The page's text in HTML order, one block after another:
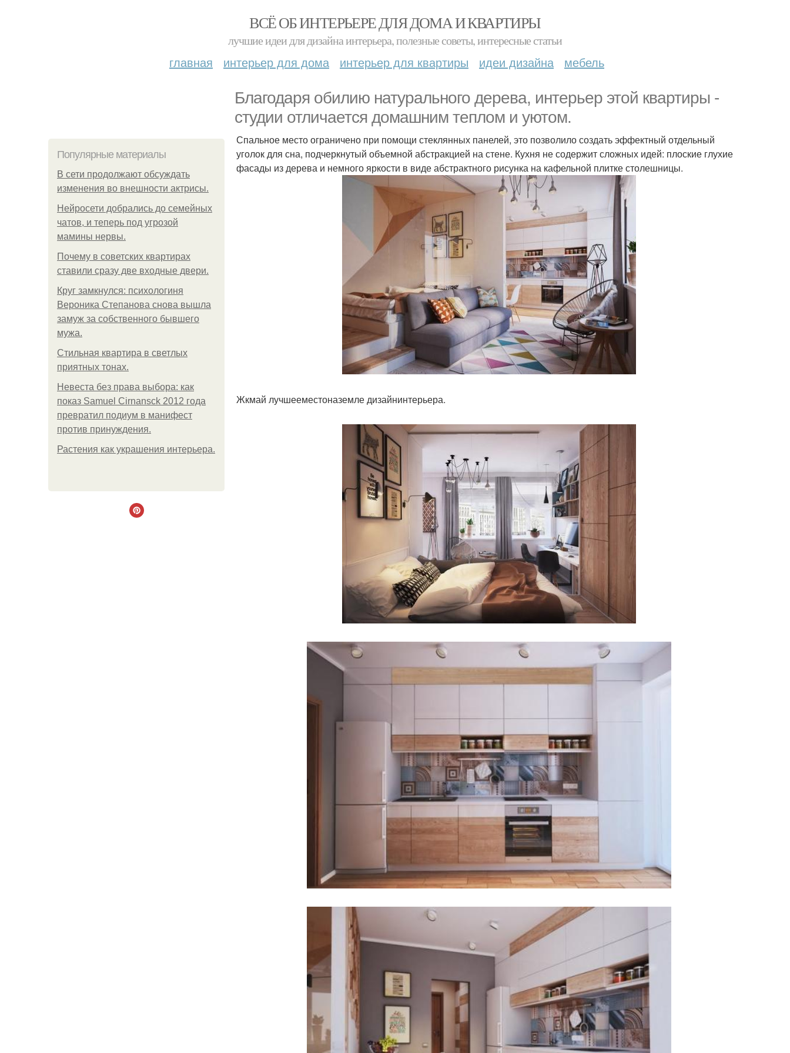
ВСЁ ОБ ИНТЕРЬЕРЕ ДЛЯ ДОМА И КВАРТИРЫ
лучшие идеи для дизайна интерьера, полезные советы, интересные статьи
главная интерьер для дома интерьер для квартиры идеи дизайна мебель
Благодаря обилию натурального дерева, интерьер этой квартиры -
студии отличается домашним теплом и уютом.
Популярные материалы
В сети продолжают обсуждать
изменения во внешности актрисы.
Нейросети добрались до семейных
чатов, и теперь под угрозой
мамины нервы.
Почему в советских квартирах
ставили сразу две входные двери.
Круг замкнулся: психологиня
Вероника Степанова снова вышла
замуж за собственного бывшего
мужа.
Стильная квартира в светлых
приятных тонах.
Невеста без права выбора: как
показ Samuel Cirnansck 2012 года
превратил подиум в манифест
против принуждения.
Растения как украшения интерьера.
Спальное место ограничено при помощи стеклянных панелей, это позволило создать эффектный отдельный
уголок для сна, подчеркнутый объемной абстракцией на стене. Кухня не содержит сложных идей: плоские глухие
фасады из дерева и немного яркости в виде абстрактного рисунка на кафельной плитке столешницы.
Жкмай лучшееместоназемле дизайнинтерьера.